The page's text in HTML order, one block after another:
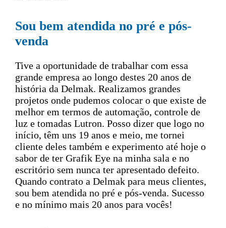
Sou bem atendida no pré e pós-
venda
Tive a oportunidade de trabalhar com essa
grande empresa ao longo destes 20 anos de
história da Delmak. Realizamos grandes
projetos onde pudemos colocar o que existe de
melhor em termos de automação, controle de
luz e tomadas Lutron. Posso dizer que logo no
início, têm uns 19 anos e meio, me tornei
cliente deles também e experimento até hoje o
sabor de ter Grafik Eye na minha sala e no
escritório sem nunca ter apresentado defeito.
Quando contrato a Delmak para meus clientes,
sou bem atendida no pré e pós-venda. Sucesso
e no mínimo mais 20 anos para vocês!